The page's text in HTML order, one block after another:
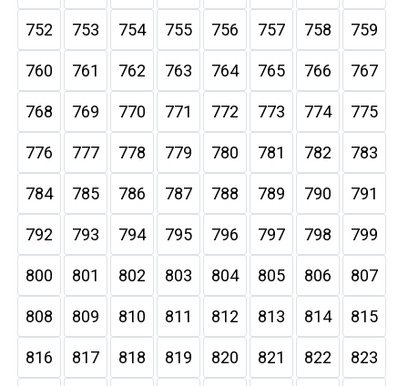
752 753 754 755 756 757 758 759
760 761 762 763 764 765 766 767
768 769 770 771 772 773 774 775
776 777 778 779 780 781 782 783
784 785 786 787 788 789 790 791
792 793 794 795 796 797 798 799
800 801 802 803 804 805 806 807
808 809 810 811 812 813 814 815
816 817 818 819 820 821 822 823